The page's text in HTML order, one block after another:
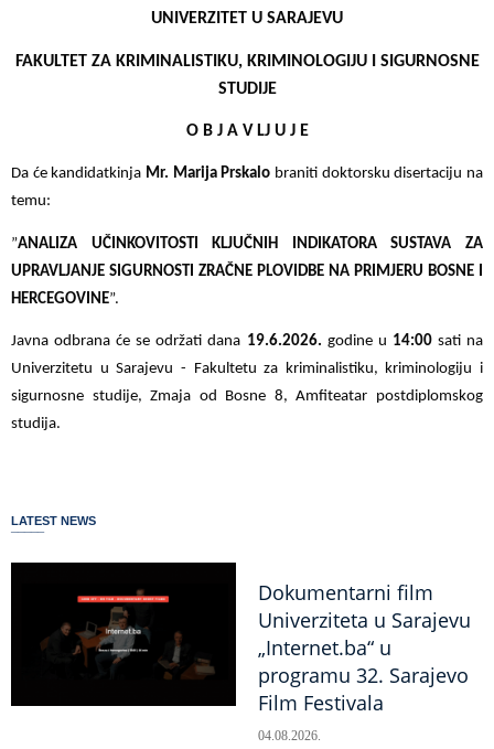
UNIVERZITET U SARAJEVU
FAKULTET ZA KRIMINALISTIKU, KRIMINOLOGIJU I SIGURNOSNE
STUDIJE
O B J A V LJ U J E
Da će kandidatkinja Mr. Marija Prskalo braniti doktorsku disertaciju na
temu:
”ANALIZA UČINKOVITOSTI KLJUČNIH INDIKATORA SUSTAVA ZA
UPRAVLJANJE SIGURNOSTI ZRAČNE PLOVIDBE NA PRIMJERU BOSNE I
HERCEGOVINE”.
Javna odbrana će se održati dana 19.6.2026. godine u 14:00 sati na
Univerzitetu u Sarajevu - Fakultetu za kriminalistiku, kriminologiju i
sigurnosne studije, Zmaja od Bosne 8, Amfiteatar postdiplomskog
studija.
LATEST NEWS
Dokumentarni film
Univerziteta u Sarajevu
„Internet.ba“ u
programu 32. Sarajevo
Film Festivala
04.08.2026.